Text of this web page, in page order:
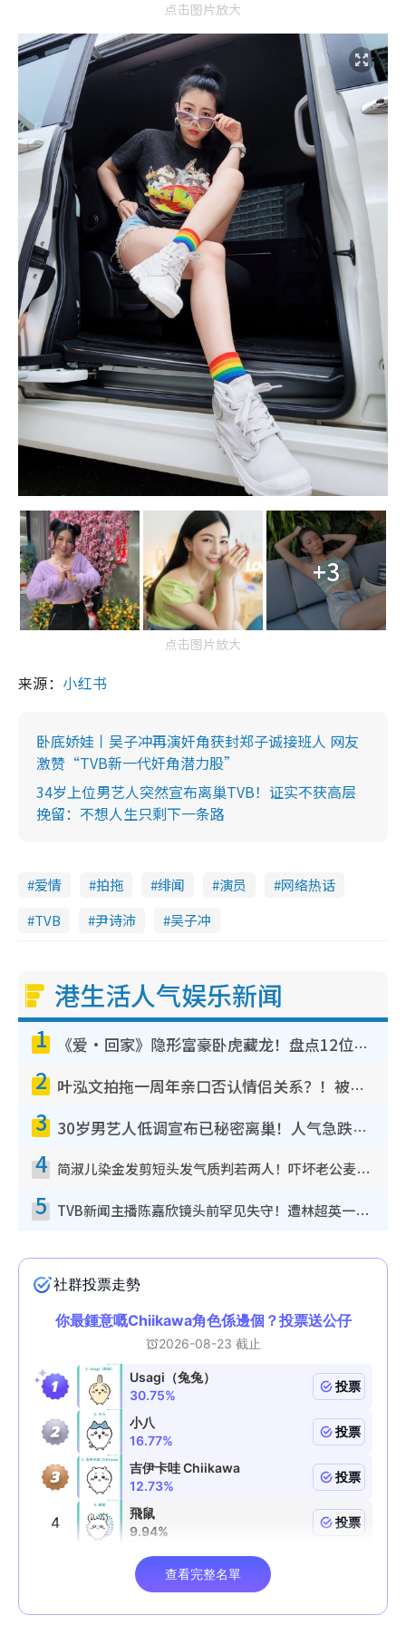
点击图片放大
+3
点击图片放大
来源： 小红书
卧底娇娃丨吴子冲再演奸角获封郑子诚接班人 网友
激赞“TVB新一代奸角潜力股”
34岁上位男艺人突然宣布离巢TVB！证实不获高层
挽留：不想人生只剩下一条路
爱情 拍拖 绯闻 演员
网络热话
TVB
尹诗沛 吴子冲
港生活人气娱乐新闻
1 《爱·回家》隐形富豪卧虎藏龙！盘点12位财气逼人的有钱艺人：这位美女3亿身家不愁做
2 叶泓文拍拖一周年亲口否认情侣关系？！被质疑感情造假竟称GM“普通同事”
3 30岁男艺人低调宣布已秘密离巢！人气急跌变失踪人口：“这几年过得并不容易”
4 简淑儿染金发剪短头发气质判若两人！吓坏老公麦大力都认不出：“你做什么？”
5 TVB新闻主播陈嘉欣镜头前罕见失守！遭林超英一句话突袭吓坏当场大笑